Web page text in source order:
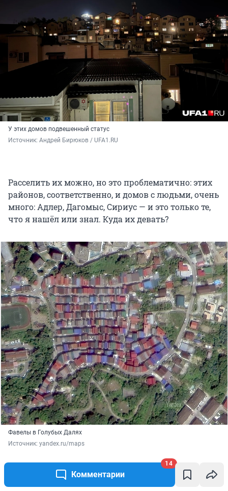
Комментарии
14
У этих домов подвешенный статус
Источник: Андрей Бирюков / UFA1.RU
Расселить их можно, но это проблематично: этих
районов, соответственно, и домов с людьми, очень
много: Адлер, Дагомыс, Сириус — и это только те,
что я нашёл или знал. Куда их девать?
Фавелы в Голубых Далях
Источник: yandex.ru/maps
Для кого-то это единственное жильё, другого у